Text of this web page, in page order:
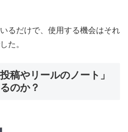
るだけで、使用する機会はそれ
た。
稿やリールのノート」
のか？